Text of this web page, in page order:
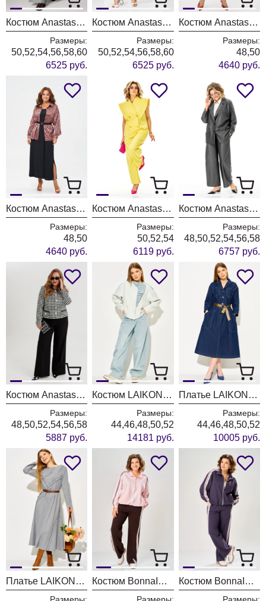
Костюм Anastasia 1242-1 французский серый
Размеры:
50,52,54,56,58,60
6525 руб.
Костюм Anastasia 1242-1 молочно-бежевый
Размеры:
50,52,54,56,58,60
6525 руб.
Костюм Anastasia 1300 черный+молочный
Размеры:
48,50
4640 руб.
Костюм Anastasia 1400 черный+розовое золото
Размеры:
48,50
4640 руб.
Костюм Anastasia 1399 лимонный
Размеры:
50,52,54
6119 руб.
Костюм Anastasia 1397 графит
Размеры:
48,50,52,54,56,58
6757 руб.
Костюм Anastasia 1392 черно-белый
Размеры:
48,50,52,54,56,58
5887 руб.
Костюм LAIKONY L-874 голубой
Размеры:
44,46,48,50,52
14181 руб.
Платье LAIKONY L-494 темно- синий
Размеры:
44,46,48,50,52
10005 руб.
Платье LAIKONY L-194 серый Костюм BonnaImage 1066/2 розовый Костюм BonnaImage 1066/1 серо-фиолетовый